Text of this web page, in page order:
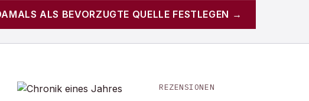
ALS BEVORZUGTE QUELLE FESTLEGEN →
REZENSIONEN